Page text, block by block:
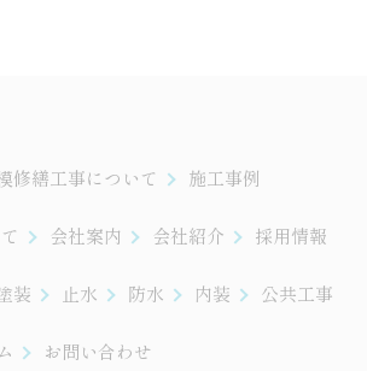
修繕工事について 施工事例
会社案内 会社紹介 採用情報
装 止水 防水 内装 公共工事
お問い合わせ